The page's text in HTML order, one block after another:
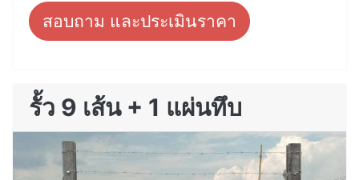
สอบถาม และประเมินราคา
รั้ว 9 เส้น + 1 แผ่นทึบ